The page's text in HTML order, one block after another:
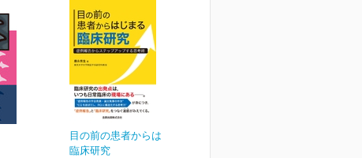
目の前の患者からはじまる
臨床研究